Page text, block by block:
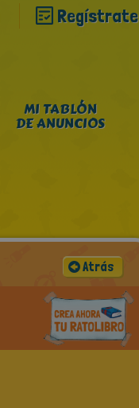
Regístrate
MI TABLÓN
DE ANUNCIOS
Atrás